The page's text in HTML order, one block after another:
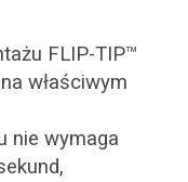
FLIP-TIP™
właściwym
nie wymaga